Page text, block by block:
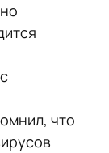
что